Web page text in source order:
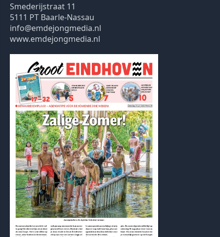
Smederijstraat 11
5111 PT Baarle-Nassau
info@emdejongmedia.nl
www.emdejongmedia.nl